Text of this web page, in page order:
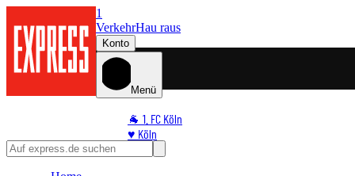
1
VerkehrHau raus
Konto
Menü
🐐 1. FC Köln
♥️ Köln